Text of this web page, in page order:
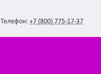
Телефон: +7 (800) 775-17-37